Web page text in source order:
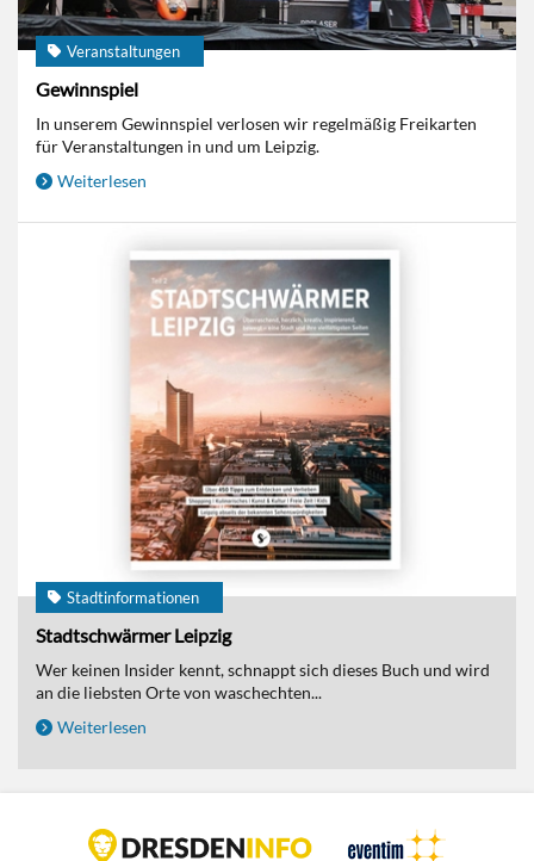
Veranstaltungen
Gewinnspiel
In unserem Gewinnspiel verlosen wir regelmäßig Freikarten
für Veranstaltungen in und um Leipzig.
Weiterlesen
Stadtinformationen
Stadtschwärmer Leipzig
Wer keinen Insider kennt, schnappt sich dieses Buch und wird
an die liebsten Orte von waschechten...
Weiterlesen